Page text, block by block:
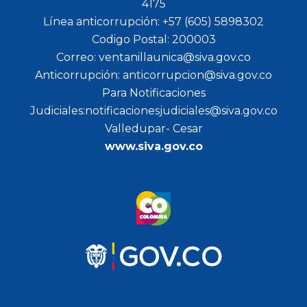
4175
Línea anticorrupción: +57 (605) 5898302
Codigo Postal: 200003
Correo: ventanillaunica@siva.gov.co
Anticorrupción: anticorrupcion@siva.gov.co
Para Notificaciones
Judiciales:notificacionesjudiciales@siva.gov.co
Valledupar- Cesar
www.siva.gov.co